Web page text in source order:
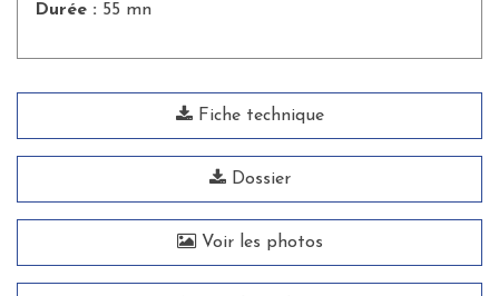
Durée : 55 mn
Fiche technique
Dossier
Voir les photos